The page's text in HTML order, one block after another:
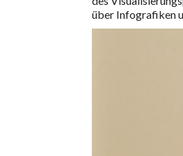
über Infografiken